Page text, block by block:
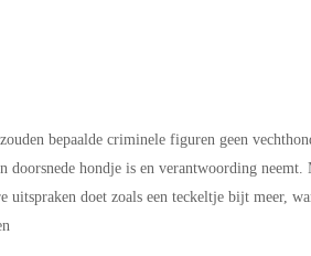
bepaalde criminele figuren geen
doorsnede hondje is en verantwoording
uitspraken doet zoals een teckeltje bijt meer,